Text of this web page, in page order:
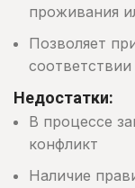
проживания
Позволяет
Недостатки:
В процессе
конфликт
Наличие